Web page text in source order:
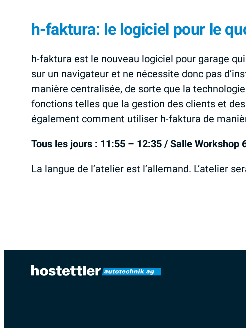
h-faktura: le logiciel pour le
h-faktura est le nouveau logiciel pour garage
sur un navigateur et ne nécessite donc pas
manière centralisée, de sorte que la
fonctions telles que la gestion des clients et
également comment utiliser h-faktura de
Tous les jours : 11:55 – 12:35 / Salle Workshop
La langue de l’atelier est l’allemand. L’atelier